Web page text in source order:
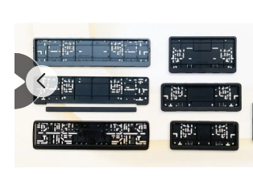
Şirket Profili